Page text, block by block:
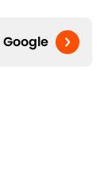
Google